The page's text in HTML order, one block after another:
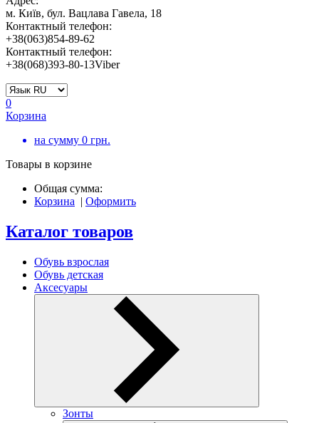
м. Київ, бул. Вацлава Гавела, 18
Контактный телефон:
+38(063)854-89-62
Контактный телефон:
+38(068)393-80-13Viber
0
Корзина
на сумму 0 грн.
Товары в корзине
Общая сумма:
Корзина | Оформить
Каталог товаров
Обувь взрослая
Обувь детская
Аксесуары
Зонты